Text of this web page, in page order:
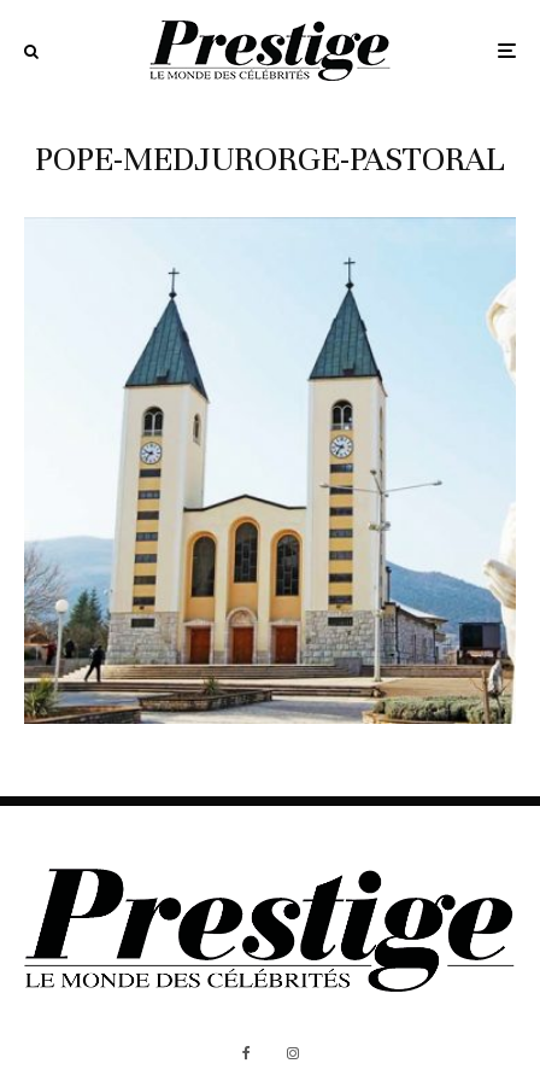
POPE-MEDJURORGE-PASTORAL